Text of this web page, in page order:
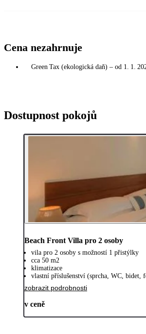
Cena nezahrnuje
Green Tax (ekologická daň) – od 1. 1.
Dostupnost pokojů
Beach Front Villa pro 2 osoby
vila pro 2 osoby s možností 1 přistýlky
cca 50 m2
klimatizace
vlastní příslušenství (sprcha, WC, bidet,
zobrazit podrobnosti
v ceně